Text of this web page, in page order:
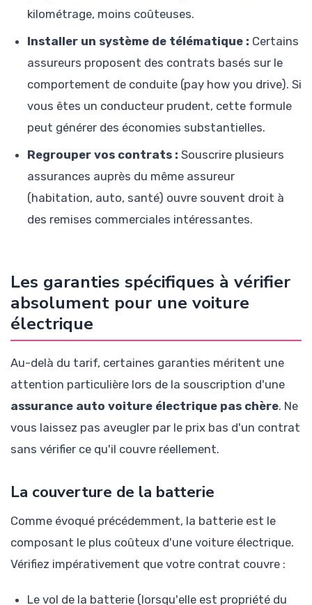
kilométrage, moins coûteuses.
Installer un système de télématique : Certains
assureurs proposent des contrats basés sur le
comportement de conduite (pay how you drive). Si
vous êtes un conducteur prudent, cette formule
peut générer des économies substantielles.
Regrouper vos contrats : Souscrire plusieurs
assurances auprès du même assureur
(habitation, auto, santé) ouvre souvent droit à
des remises commerciales intéressantes.
Les garanties spécifiques à vérifier
absolument pour une voiture
électrique
Au-delà du tarif, certaines garanties méritent une
attention particulière lors de la souscription d'une
assurance auto voiture électrique pas chère. Ne
vous laissez pas aveugler par le prix bas d'un contrat
sans vérifier ce qu'il couvre réellement.
La couverture de la batterie
Comme évoqué précédemment, la batterie est le
composant le plus coûteux d'une voiture électrique.
Vérifiez impérativement que votre contrat couvre :
Le vol de la batterie (lorsqu'elle est propriété du